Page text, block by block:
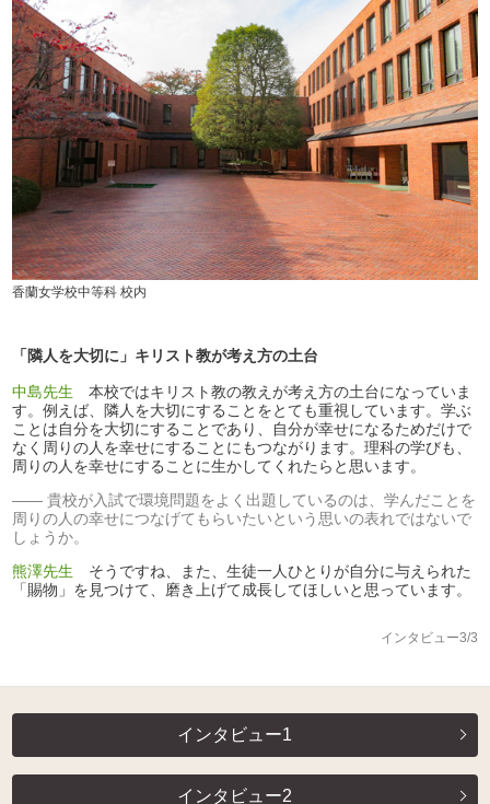
香蘭女学校中等科 校内
「隣人を大切に」キリスト教が考え方の土台
中島先生 本校ではキリスト教の教えが考え方の土台になっていま
す。例えば、隣人を大切にすることをとても重視しています。学ぶ
ことは自分を大切にすることであり、自分が幸せになるためだけで
なく周りの人を幸せにすることにもつながります。理科の学びも、
周りの人を幸せにすることに生かしてくれたらと思います。
貴校が入試で環境問題をよく出題しているのは、学んだことを
周りの人の幸せにつなげてもらいたいという思いの表れではないで
しょうか。
熊澤先生 そうですね、また、生徒一人ひとりが自分に与えられた
「賜物」を見つけて、磨き上げて成長してほしいと思っています。
インタビュー3/3
インタビュー1
インタビュー2